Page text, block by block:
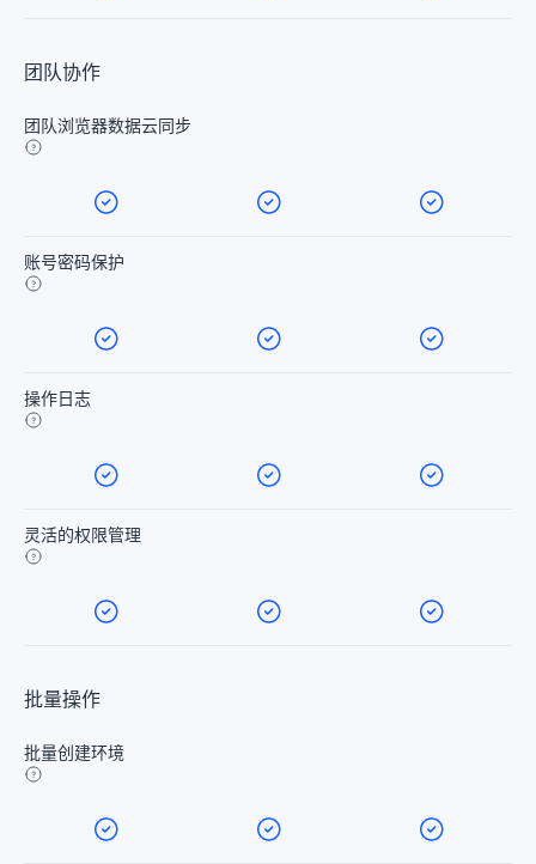
团队协作
团队浏览器数据云同步
账号密码保护
操作日志
灵活的权限管理
批量操作
批量创建环境